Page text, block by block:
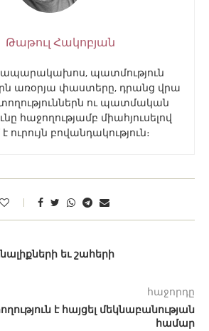
Թաթուլ Հակոբյան
պատմություն
առօրյա փաստերը, դրանց վրա
ու պատմական
հաջողությամբ միահյուսելով
ուրույն բովանդակություն։
եւ շահերի
հաջորդը
է հայցել մեկնաբանության
համար